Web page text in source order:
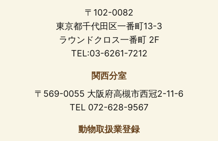
〒102-0082
東京都千代田区一番町13-3
ラウンドクロス一番町 2F
TEL:03-6261-7212
関西分室
〒569-0055 大阪府高槻市西冠2-11-6
TEL 072-628-9567
動物取扱業登録